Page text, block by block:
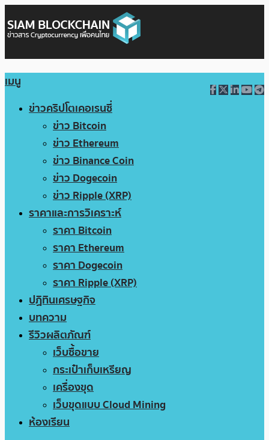
เมนู
ข่าวคริปโตเคอเรนซี่
ข่าว Bitcoin
ข่าว Ethereum
ข่าว Binance Coin
ข่าว Dogecoin
ข่าว Ripple (XRP)
ราคาและการวิเคราะห์
ราคา Bitcoin
ราคา Ethereum
ราคา Dogecoin
ราคา Ripple (XRP)
ปฏิทินเศรษฐกิจ
บทความ
รีวิวผลิตภัณฑ์
เว็บซื้อขาย
กระเป๋าเก็บเหรียญ
เครื่องขุด
เว็บขุดแบบ Cloud Mining
ห้องเรียน